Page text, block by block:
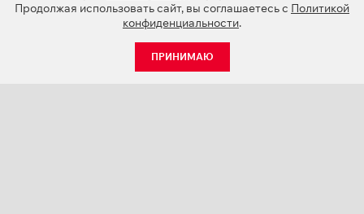
Продолжая использовать сайт, вы соглашаетесь с Политикой
конфиденциальности.
ПРИНИМАЮ